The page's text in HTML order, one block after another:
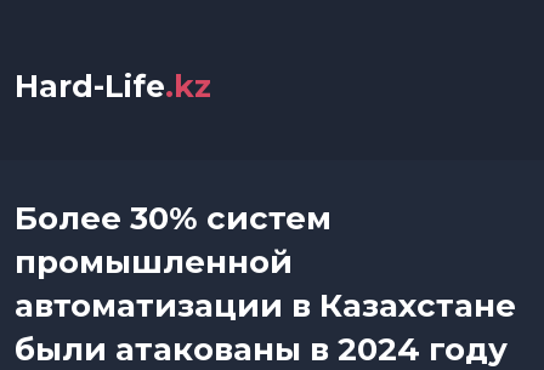
Hard-Life.kz
Более 30% систем
промышленной
автоматизации в Казахстане
были атакованы в 2024 году